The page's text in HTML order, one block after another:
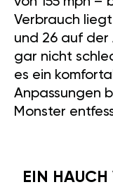
Verbrauch
und 26 auf der
gar nicht
es ein
Anpassungen
Monster
EIN